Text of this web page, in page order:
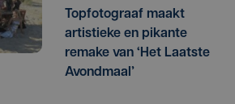
Topfotograaf maakt
artistieke en pikante
remake van ‘Het Laatste
Avondmaal’